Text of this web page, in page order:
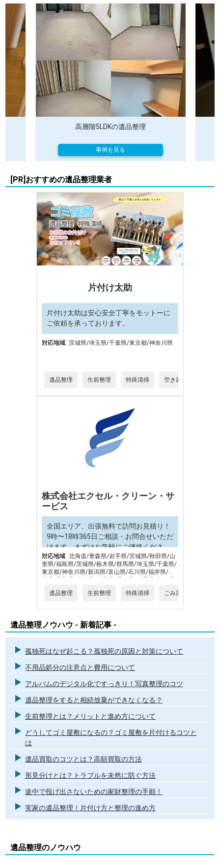
高層階5LDKの遺品整理
事例を見る
[PR]おすすめの遺品整理業者
片付け太助
片付け太助は安心安全丁寧をモットーに
ご依頼を承っております。
対応地域 茨城県/埼玉県/千葉県/東京都/神奈川県
遺品整理 生前整理 特殊清掃 空き家片付け
株式会社エクセル・クリーン・サ
ービス
全国エリア、出張無料で訪問お見積り！
9時〜18時365日ご相談・お問合せいただ
けます。まずはお気軽にご連絡くださ
い。
対応地域
形県/福島県/茨城県/栃木県/群馬県/埼玉県/千葉県/
東京都/神奈川県/新潟県/富山県/石川県/福井県/山
根県/岡山県/広島県/山口県/徳島県/香川県/愛媛県/
県/鹿児島県/沖縄県
遺品整理 生前整理 特殊清掃 ごみ屋敷片づけ
遺品整理ノウハウ - 新着記事 -
孤独死はなぜ起こる？孤独死の原因と対策について
不用品処分の注意点と費用について
アルバムのデジタル化ですっきり！写真整理のコツ
遺品整理をすると相続放棄ができなくなる？
生前整理とは？メリットと進め方について
どうしてゴミ屋敷になるの？ゴミ屋敷を片付けるコツと
は
遺品買取のコツとは？高額買取の方法
形見分けとは？トラブルを未然に防ぐ方法
途中で投げ出さないための家財整理の手順！
実家の遺品整理！片付け方と整理の進め方
遺品整理のノウハウ